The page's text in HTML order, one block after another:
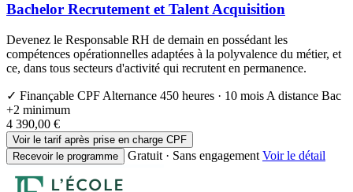
Bachelor Recrutement et Talent Acquisition
Devenez le Responsable RH de demain en possédant les
compétences opérationnelles adaptées à la polyvalence du métier, et
ce, dans tous secteurs d'activité qui recrutent en permanence.
✓ Finançable CPF Alternance 450 heures · 10 mois A distance Bac
+2 minimum
4 390,00 €
Voir le tarif après prise en charge CPF
Recevoir le programme
Gratuit · Sans engagement Voir le détail